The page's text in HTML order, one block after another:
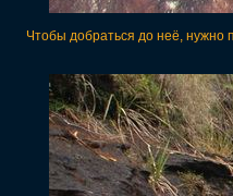
Чтобы добраться до неё, нужно